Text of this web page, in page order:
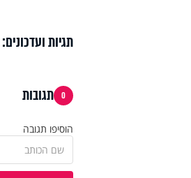
תגיות ועדכונים:
0 תגובות
הוסיפו תגובה